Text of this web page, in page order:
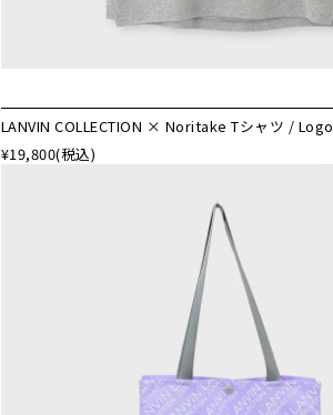
LANVIN COLLECTION × Noritake Tシャツ / Logo
¥19,800(税込)